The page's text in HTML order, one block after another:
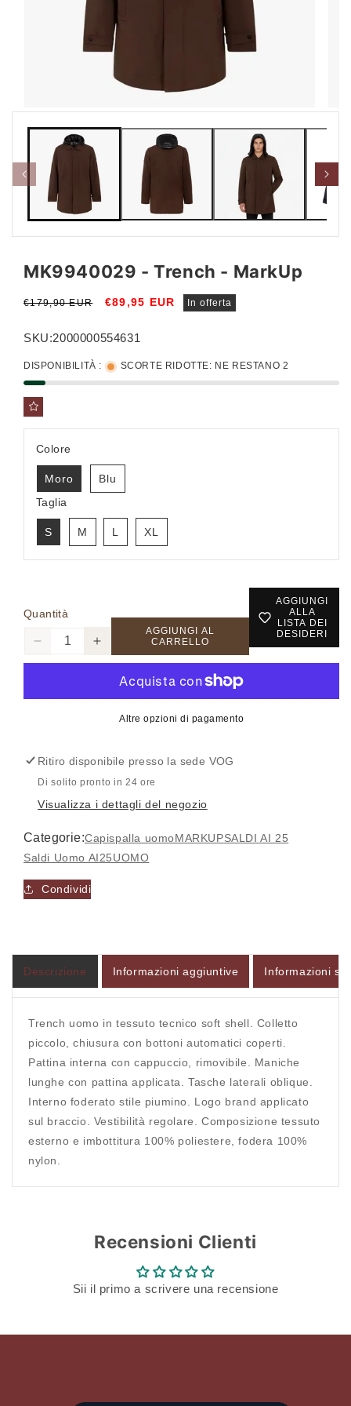
Apri
contenuti
multimediali
in
finestra
modale
Apri
in
MK9940029 - Trench - MarkUp
Prezzo
listino
€179,90 EUR
Prezzo
€89,95 EUR In offerta
SKU:2000000554631
DISPONIBILITÀ : SCORTE RIDOTTE: NE RESTANO 2
Colore
Moro
Blu
Taglia
S M L XL
Quantità
Diminuisci
quantità
MK9940029
MarkUp
Aumenta
quantità
MK9940029
MarkUp
AGGIUNGI AL
CARRELLO
AGGIUNGI
ALLA
LISTA DEI
DESIDERI
Altre opzioni di pagamento
Ritiro disponibile presso la sede VOG
Di solito pronto in 24 ore
Visualizza i dettagli del negozio
Categorie:Capispalla uomoMARKUPSALDI AI 25
Saldi Uomo AI25UOMO
Condividi
Descrizione Informazioni aggiuntive Informazioni
Trench uomo in tessuto tecnico soft shell. Colletto
piccolo, chiusura con bottoni automatici coperti.
Pattina interna con cappuccio, rimovibile. Maniche
lunghe con pattina applicata. Tasche laterali oblique.
Interno foderato stile piumino. Logo brand applicato
sul braccio. Vestibilità regolare. Composizione tessuto
esterno e imbottitura 100% poliestere, fodera 100%
nylon.
Recensioni Clienti
Sii il primo a scrivere una recensione
Accesso richiesto
Login